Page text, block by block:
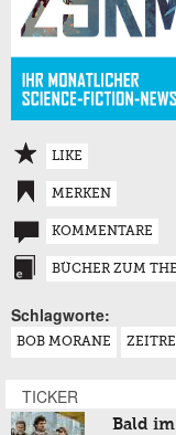
LIKE
MERKEN
KOMMENTARE
BÜCHER ZUM
Schlagworte:
BOB MORANE
TICKER
Bald im